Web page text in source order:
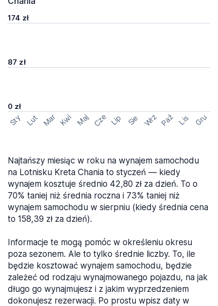
174 zł
87 zł
0 zł
Sty Lut Mar Kwi Maj Cze Lip Sie Wrz Paź Lis Gru
Najtańszy miesiąc w roku na wynajem samochodu
na Lotnisku Kreta Chania to styczeń — kiedy
wynajem kosztuje średnio 42,80 zł za dzień. To o
70% taniej niż średnia roczna i 73% taniej niż
wynajem samochodu w sierpniu (kiedy średnia cena
to 158,39 zł za dzień).
Informacje te mogą pomóc w określeniu okresu
poza sezonem. Ale to tylko średnie liczby. To, ile
będzie kosztować wynajem samochodu, będzie
zależeć od rodzaju wynajmowanego pojazdu, na jak
długo go wynajmujesz i z jakim wyprzedzeniem
dokonujesz rezerwacji. Po prostu wpisz daty w